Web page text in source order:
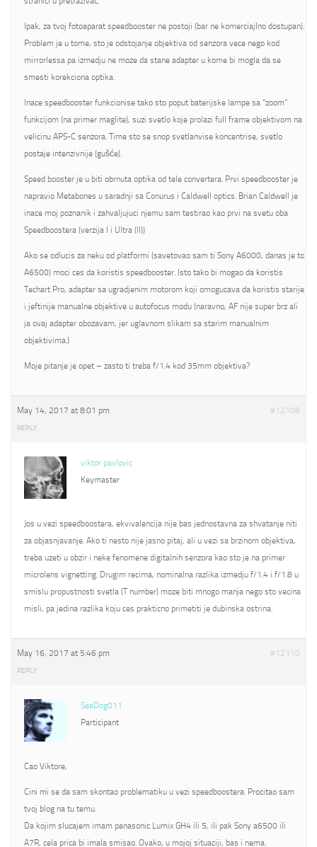
Ipak, za tvoj fotoaparat speedbooster ne postoji (bar ne komerciajlno dostupan).
Problem je u tome, sto je odstojanje objektiva od senzora vece nego kod
mirrorlessa pa izmedju ne moze da stane adapter u kome bi mogla da se
smesti korekciona optika.
Inace speedbooster funkcionise tako sto poput baterijske lampe sa “zoom”
funkcijom (na primer maglite), suzi svetlo koje prolazi full frame objektivom na
velicinu APS-C senzora. Time sto se snop svetlanvise koncentrise, svetlo
postaje intenzivnije (gušće).
Speed booster je u biti obrnuta optika od tele convertera. Prvi speedbooster je
napravio Metabones u saradnji sa Conurus i Caldwell optics. Brian Caldwell je
inace moj poznanik i zahvaljujuci njemu sam testirao kao prvi na svetu oba
Speedboostera (verzija I i Ultra (II))
Ako se odlucis za neku od platformi (savetovao sam ti Sony A6000, danas je to
A6500) moci ces da koristis speedbooster. Isto tako bi mogao da koristis
Techart Pro, adapter sa ugradjenim motorom koji omogucava da koristis starije
i jeftinije manualne objektive u autofocus modu (naravno, AF nije super brz ali
ja ovaj adapter obozavam, jer uglavnom slikam sa starim manualnim
objektivima.)
Moje pitanje je opet – zasto ti treba f/1.4 kod 35mm objektiva?
May 14, 2017 at 8:01 pm #12108
REPLY
viktor pavlovic
Keymaster
Jos u vezi speedboostera, ekvivalencija nije bas jednostavna za shvatanje niti
za objasnjavanje. Ako ti nesto nije jasno pitaj, ali u vezi sa brzinom objektiva,
treba uzeti u obzir i neke fenomene digitalnih senzora kao sto je na primer
microlens vignetting. Drugim recima, nominalna razlika izmedju f/1.4 i f/1.8 u
smislu propustnosti svetla (T number) moze biti mnogo manja nego sto vecina
misli, pa jedina razlika koju ces prakticno primetiti je dubinska ostrina.
May 16, 2017 at 5:46 pm #12110
REPLY
SeaDog011
Participant
Cao Viktore,
Cini mi se da sam skontao problematiku u vezi speedboostera. Procitao sam
tvoj blog na tu temu.
Da kojim slucajem imam panasonic Lumix GH4 ili 5, ili pak Sony a6500 ili
A7R, cela prica bi imala smisao. Ovako, u mojoj situaciji, bas i nema.